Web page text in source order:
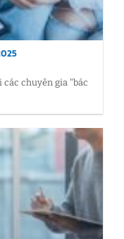
chuyên gia "bác